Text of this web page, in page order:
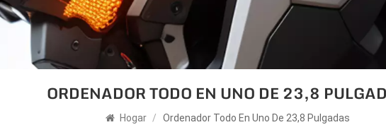
ORDENADOR TODO EN UNO DE 23,8
Hogar / Ordenador Todo En Uno De 23,8 Pulgadas